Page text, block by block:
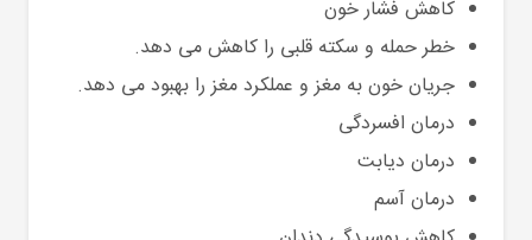
کاهش فشار خون
خطر حمله و سکته قلبی را کاهش می دهد.
جریان خون به مغز و عملکرد مغز را بهبود می دهد.
درمان افسردگی
درمان دیابت
درمان آسم